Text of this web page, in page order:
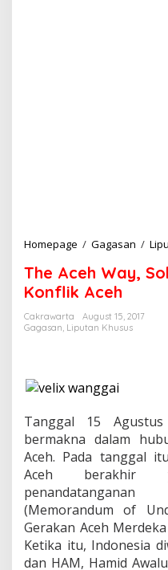
Homepage / Gagasan /
The Aceh Way,
Konflik Aceh
Cakrawarta
August 15, 2017
Gagasan, Liputan Khusus
Tanggal 15
bermakna dalam
Aceh. Pada tanggal
Aceh berakhir
(Memorandum of
Gerakan Aceh
Ketika itu, Indonesia
dan HAM, Hamid